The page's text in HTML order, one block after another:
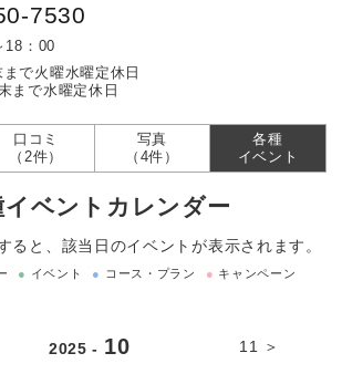
7530
18：00
で火曜水曜定休日
まで水曜定休日
口コミ
（2件）
写真
（4件）
各種
イベント
イベントカレンダー
ると、該当日のイベントが表示されます。
● イベント ● コース・プラン ● キャンペーン
2025 - 10 11 ＞